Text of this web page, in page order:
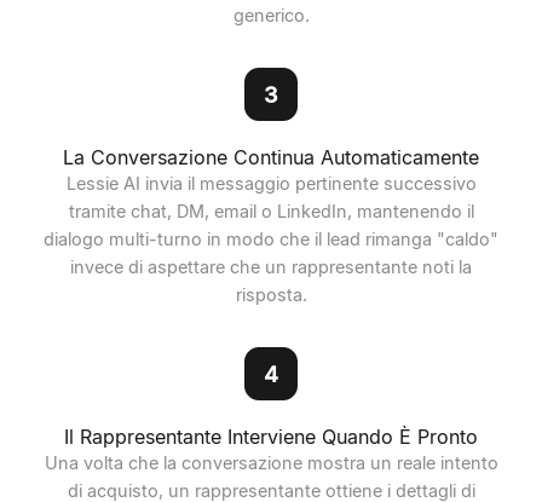
generico.
3
La Conversazione Continua Automaticamente
Lessie AI invia il messaggio pertinente successivo
tramite chat, DM, email o LinkedIn, mantenendo il
dialogo multi-turno in modo che il lead rimanga "caldo"
invece di aspettare che un rappresentante noti la
risposta.
4
Il Rappresentante Interviene Quando È Pronto
Una volta che la conversazione mostra un reale intento
di acquisto, un rappresentante ottiene i dettagli di